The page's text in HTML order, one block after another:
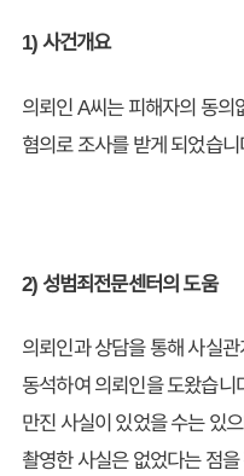
1) 사건개요
의뢰인 A씨는 피해자의 동
혐의로 조사를 받게 되었습
2) 성범죄전문센터의 도움
의뢰인과 상담을 통해 사실
동석하여 의뢰인을 도왔습
만진 사실이 있었을 수는 있
촬영한 사실은 없었다는 점